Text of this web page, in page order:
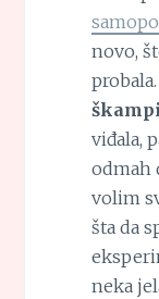
novo,
škampi
viđala,
odmah
volim
šta da
neka